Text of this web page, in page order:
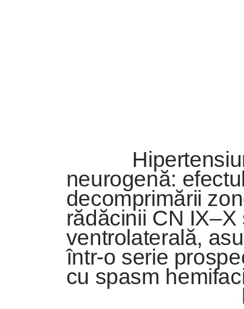
neurogenă:
decomprimării
rădăcinii CN
ventrolaterală,
într-o serie
cu spasm